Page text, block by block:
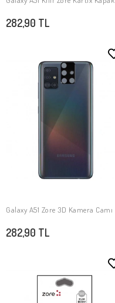
SEPETE EKLE
282,90 TL
SEPETE EKLE
Galaxy A51 Zore 3D Kamera Camı
282,90 TL